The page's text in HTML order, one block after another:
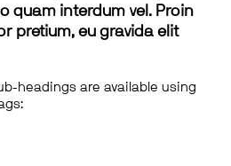
quam interdum vel. Proin
pretium, eu gravida elit
headings are available using